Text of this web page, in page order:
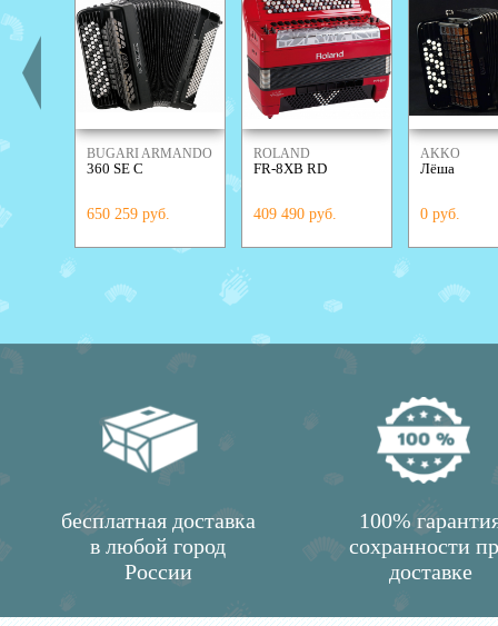
BUGARI ARMANDO
360 SE C
650 259 руб.
ROLAND
FR-8XB RD
409 490 руб.
AKKO
Лёша
0 руб.
бесплатная доставка
в любой город
России
100%
сохранности
доставке